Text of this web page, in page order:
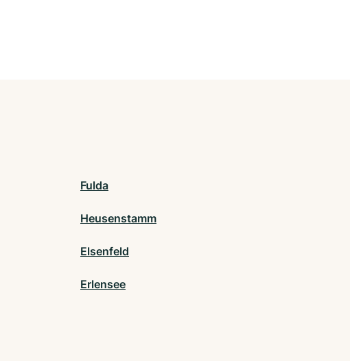
Fulda
Heusenstamm
Elsenfeld
Erlensee